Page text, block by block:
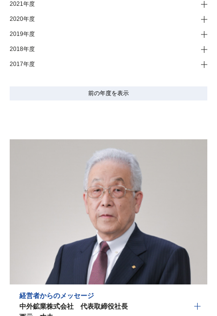
2021年度
2020年度
2019年度
2018年度
2017年度
前の年度を表示
経営者からのメッセージ
中外鉱業株式会社 代表取締役社長